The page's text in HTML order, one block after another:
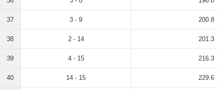
37 3 - 9 200.8
38 2 - 14 201.3
39 4 - 15 216.3
40 14 - 15 229.6